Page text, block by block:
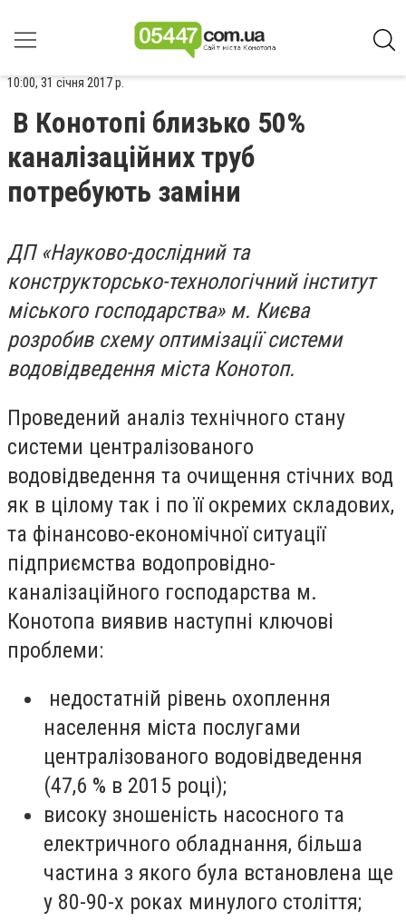
10:00, 31 січня 2017 р.
В Конотопі близько 50%
каналізаційних труб
потребують заміни
ДП «Науково-дослідний та
конструкторсько-технологічний інститут
міського господарства» м. Києва
розробив схему оптимізації системи
водовідведення міста Конотоп.
Проведений аналіз технічного стану
системи централізованого
водовідведення та очищення стічних вод
як в цілому так і по її окремих складових,
та фінансово-економічної ситуації
підприємства водопровідно-
каналізаційного господарства м.
Конотопа виявив наступні ключові
проблеми:
недостатній рівень охоплення
населення міста послугами
централізованого водовідведення
(47,6 % в 2015 році);
високу зношеність насосного та
електричного обладнання, більша
частина з якого була встановлена ще
у 80-90-х роках минулого століття;